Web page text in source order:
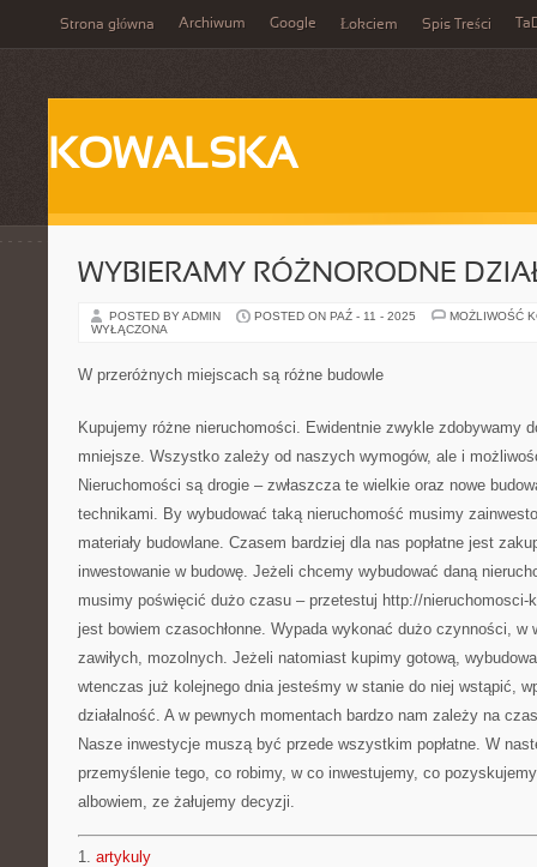
Strona główna Archiwum Google Łokciem Spis Treści
KOWALSKA
WYBIERAMY RÓŻNORODNE
POSTED BY ADMIN POSTED ON PAŹ - 11 - 2025
MOŻLIWOŚĆ
WYŁĄCZONA
W przeróżnych miejscach są różne budowle
Kupujemy różne nieruchomości. Ewidentnie zwykle zdobywamy
mniejsze. Wszystko zależy od naszych wymogów, ale i
Nieruchomości są drogie – zwłaszcza te wielkie oraz nowe
technikami. By wybudować taką nieruchomość musimy
materiały budowlane. Czasem bardziej dla nas popłatne jest
inwestowanie w budowę. Jeżeli chcemy wybudować daną
musimy poświęcić dużo czasu – przetestuj http://nieruchomosci-
jest bowiem czasochłonne. Wypada wykonać dużo czynności, w
zawiłych, mozolnych. Jeżeli natomiast kupimy gotową,
wtenczas już kolejnego dnia jesteśmy w stanie do niej wstąpić,
działalność. A w pewnych momentach bardzo nam zależy na
Nasze inwestycje muszą być przede wszystkim popłatne. W
przemyślenie tego, co robimy, w co inwestujemy, co
albowiem, ze żałujemy decyzji.
1. artykuly